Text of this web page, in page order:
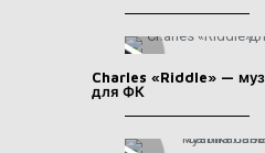
Charles «Riddle» —
для ФК